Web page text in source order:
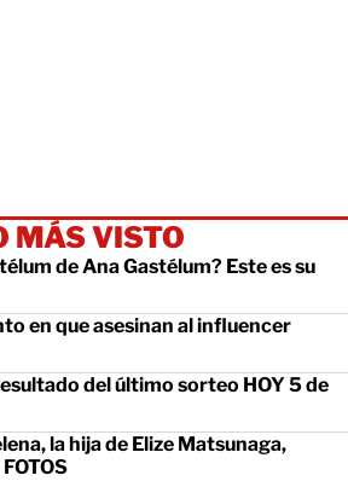
MÁS VISTO
de Ana Gastélum? Este es su
en que asesinan al influencer
del último sorteo HOY 5 de
la hija de Elize Matsunaga,